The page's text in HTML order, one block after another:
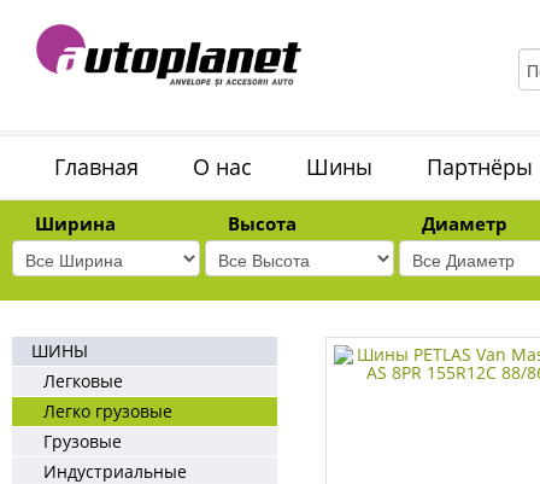
Главная О нас Шины Партнёры
Ширина Высота Диаметр
ШИНЫ
Легковые
Легко грузовые
Грузовые
Индустриальные